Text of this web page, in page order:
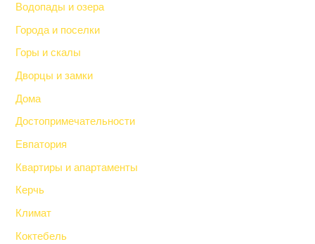
Водопады и озера
Города и поселки
Горы и скалы
Дворцы и замки
Дома
Достопримечательности
Евпатория
Квартиры и апартаменты
Керчь
Климат
Коктебель